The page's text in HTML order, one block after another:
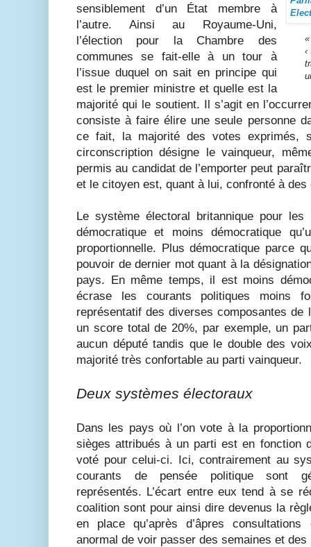
sensiblement d’un État membre à
l’autre. Ainsi au Royaume-Uni,
l’élection pour la Chambre des
communes se fait-elle à un tour à
l’issue duquel on sait en principe qui
est le premier ministre et quelle est la
majorité qui le soutient. Il s’agit en
consiste à faire élire une seule personne
ce fait, la majorité des votes exprimés,
circonscription désigne le vainqueur,
permis au candidat de l’emporter peut
et le citoyen est, quant à lui, confronté à
Le système électoral britannique pour
démocratique et moins démocratique
proportionnelle. Plus démocratique parce
pouvoir de dernier mot quant à la
pays. En même temps, il est moins
écrase les courants politiques moins
représentatif des diverses composantes de
un score total de 20%, par exemple, un
aucun député tandis que le double des
majorité très confortable au parti vainqueur.
Deux systèmes électoraux
Dans les pays où l’on vote à la
sièges attribués à un parti est en fonction
voté pour celui-ci. Ici, contrairement au
courants de pensée politique sont
représentés. L’écart entre eux tend à se
coalition sont pour ainsi dire devenus la
en place qu’après d’âpres
anormal de voir passer des semaines et des